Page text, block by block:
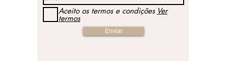
Aceito os termos e condições Ver
termos
Enviar